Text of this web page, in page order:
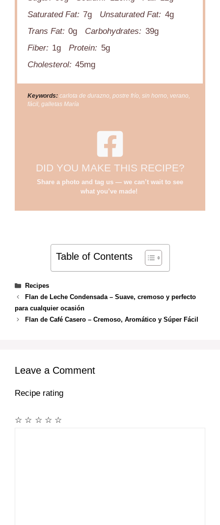
Saturated Fat: 7g Unsaturated Fat: 4g
Trans Fat: 0g Carbohydrates: 39g
Fiber: 1g Protein: 5g
Cholesterol: 45mg
Keywords: carlota de durazno, postre frío, sin horno, verano,
fácil, galletas María
DID YOU MAKE THIS RECIPE?
Share a photo and tag us — we can’t wait to see
what you’ve made!
Table of Contents
Categories
Recipes
Flan de Leche Condensada – Suave, cremoso y perfecto
para cualquier ocasión
Flan de Café Casero – Cremoso, Aromático y Súper Fácil
Leave a Comment
Recipe rating
☆
☆
☆
☆
☆